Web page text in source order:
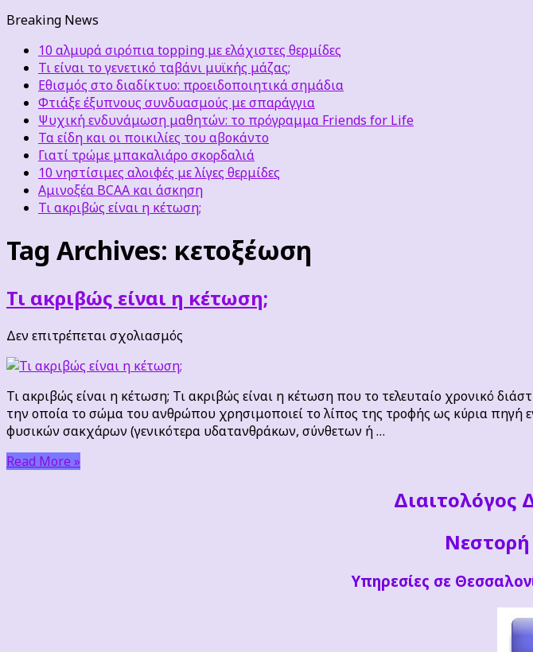
Breaking News
10 αλμυρά σιρόπια topping με ελάχιστες θερμίδες
Τι είναι το γενετικό ταβάνι μυϊκής μάζας;
Εθισμός στο διαδίκτυο: προειδοποιητικά σημάδια
Φτιάξε έξυπνους συνδυασμούς με σπαράγγια
Ψυχική ενδυνάμωση μαθητών: το πρόγραμμα Friends for Life
Τα είδη και οι ποικιλίες του αβοκάντο
Γιατί τρώμε μπακαλιάρο σκορδαλιά
10 νηστίσιμες αλοιφές με λίγες θερμίδες
Αμινοξέα BCAA και άσκηση
Τι ακριβώς είναι η κέτωση;
Tag Archives: κετοξέωση
Τι ακριβώς είναι η κέτωση;
Δεν επιτρέπεται σχολιασμός
η
κέτωση;
Τι ακριβώς είναι η κέτωση; Τι ακριβώς είναι η κέτωση που το τελευταίο χρονικό
την οποία το σώμα του ανθρώπου χρησιμοποιεί το λίπος της τροφής ως κύρια πηγή
φυσικών σακχάρων (γενικότερα υδατανθράκων, σύνθετων ή …
Read More »
Διαιτoλόγος
Νεστορή
Υπηρεσίες σε